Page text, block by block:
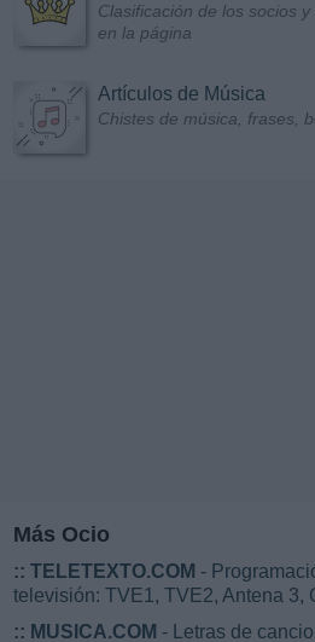
Clasificación de los socios
en la página
Artículos de Música
Chistes de música, frases,
Más Ocio
:: TELETEXTO.COM -
televisión: TVE1, TVE2, Antena 3,
:: MUSICA.COM - Letras de